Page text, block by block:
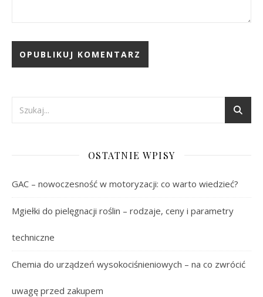
OSTATNIE WPISY
GAC – nowoczesność w motoryzacji: co warto wiedzieć?
Mgiełki do pielęgnacji roślin – rodzaje, ceny i parametry
techniczne
Chemia do urządzeń wysokociśnieniowych – na co zwrócić
uwagę przed zakupem